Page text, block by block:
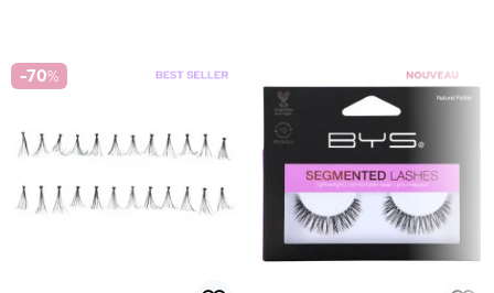
-70%